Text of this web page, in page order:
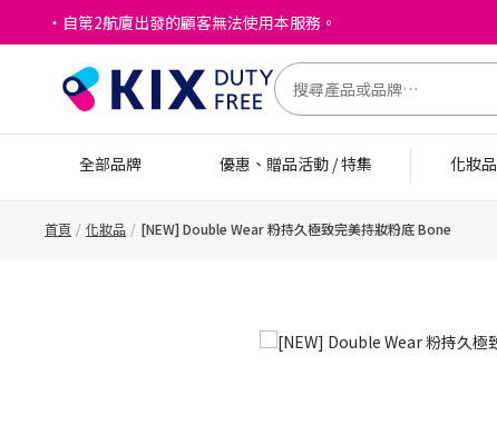
・自第2航廈出發的顧客無法使用本服務。
全部品牌 優惠、贈品活動 / 特集 化妝品
首頁 化妝品 [NEW] Double Wear 粉持久極致完美持妝粉底 Bone